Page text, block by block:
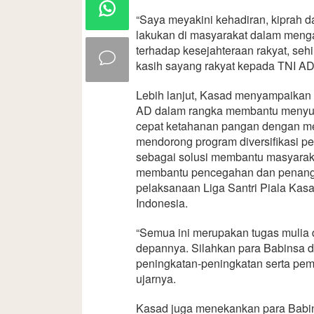
“Saya meyakini kehadiran, kiprah
lakukan di masyarakat dalam
terhadap kesejahteraan rakyat,
kasih sayang rakyat kepada TNI
Lebih lanjut, Kasad
AD dalam rangka membantu
cepat ketahanan pangan dengan
mendorong program diversifikasi
sebagai solusi membantu
membantu pencegahan dan
pelaksanaan Liga Santri Piala
Indonesia.
“Semua ini merupakan tugas
depannya. Silahkan para Babinsa
peningkatan-peningkatan serta
ujarnya.
Kasad juga menekankan para